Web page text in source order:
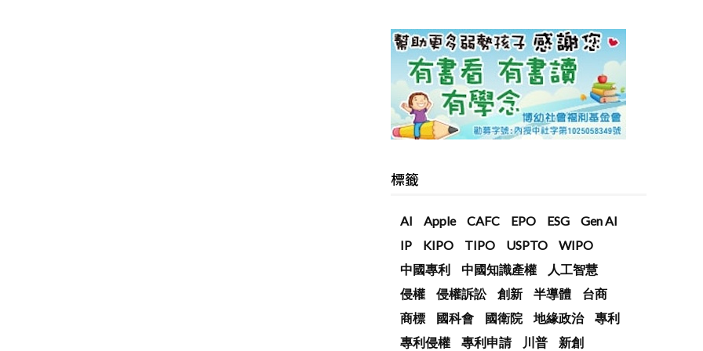
標籤
AI Apple CAFC EPO ESG
Gen AI
IP
KIPO TIPO USPTO
WIPO
中國專利
中國知識產權
人工智慧
侵權
侵權訴訟 創新 半導體
台商
商標
國科會 國衛院 地緣政治
專利
專利侵權
專利申請 川普 新創